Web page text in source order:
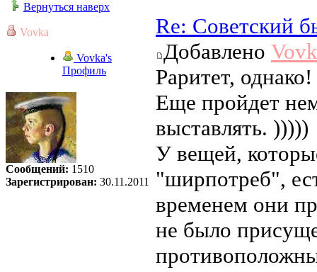
Вернуться наверх
Vovka
Vovka's
Профиль
Сообщений: 1510
Зарегистрирован: 30.11.2011
Re: Советский
Добавлено
Раритет, однако!
Еще пройдет
выставлять. )))))
У вещей,
"ширпотреб",
временем они
не было